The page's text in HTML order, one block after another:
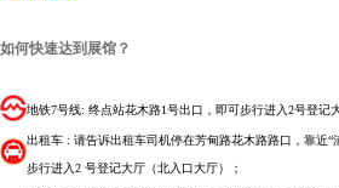
如何快速达到展馆？
地铁7号线: 终点站花木路1号出口，即可步行进入2号登记
出租车 : 请告诉出租车司机停在芳甸路花木路路口，靠近“
步行进入2 号登记大厅（北入口大厅）；